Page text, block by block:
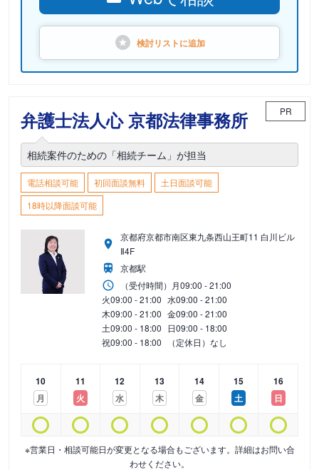
検討リストに追加
弁護士法人心 京都法律事務所 PR
相続案件のための「相続チーム」が担当
電話相談可能 初回面談無料
土日面談可能
18時以降面談可能
京都府京都市南区東九条西山王町11 白川ビル
Ⅱ4F
京都駅
（受付時間） 月09:00 - 21:00
火09:00 - 21:00 水09:00 - 21:00
木09:00 - 21:00 金09:00 - 21:00
土09:00 - 18:00 日09:00 - 18:00
祝09:00 - 18:00 （定休日）なし
10
月
11
火
12
水
13
木
14
金
15
土
16
日
※営業日・相談可能日が変更となる場合もございます。詳細はお問い合
わせください。